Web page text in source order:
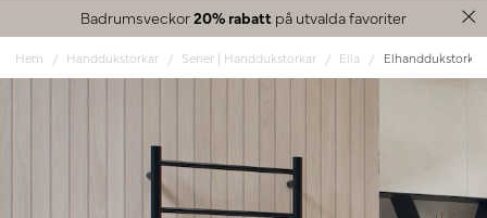
Badrumsveckor20% rabatt på utvalda favoriter
Hem Handdukstorkar Serier | Handdukstorkar Ella Elhanddukstork